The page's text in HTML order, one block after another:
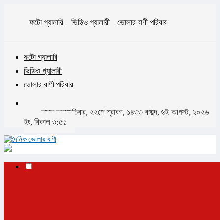
ফটো গ্যালারি ভিডিও গ্যালারী ভোলার বাণী পরিবার
ফটো গ্যালারি
ভিডিও গ্যালারী
ভোলার বাণী পরিবার
আজঃ বৃহস্পতিবার, ২২শে শ্রাবণ, ১৪৩৩ বঙ্গাব্দ, ৬ই আগস্ট, ২০২৬
ইং, বিকাল ৩:৫১
✕